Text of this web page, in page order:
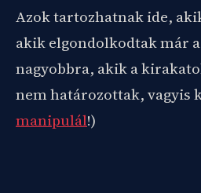
Azok tartozhatnak ide,
akik elgondolkodtak már
nagyobbra, akik a
nem határozottak, vagyis
manipulál!)